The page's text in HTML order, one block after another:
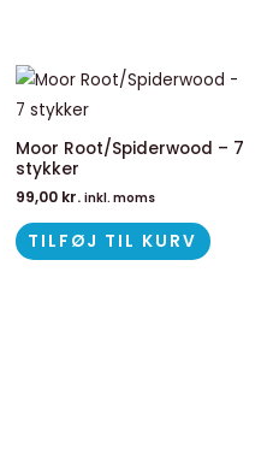
Moor Root/Spiderwood – 7
stykker
99,00 kr. inkl. moms
TILFØJ TIL KURV